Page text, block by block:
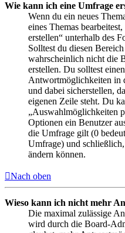
Wie kann ich eine Umfrage
Wenn du ein neues
eines Themas
erstellen“ unterhalb des
Solltest du diesen
wahrscheinlich nicht die
erstellen. Du solltest
Antwortmöglichkeiten in
und dabei sicherstellen,
eigenen Zeile steht. Du
„Auswahlmöglichkeiten
Optionen ein Benutzer
die Umfrage gilt (0
Umfrage) und
ändern können.
Nach oben
Wieso kann ich nicht mehr
Die maximal zulässige
wird durch die Board-